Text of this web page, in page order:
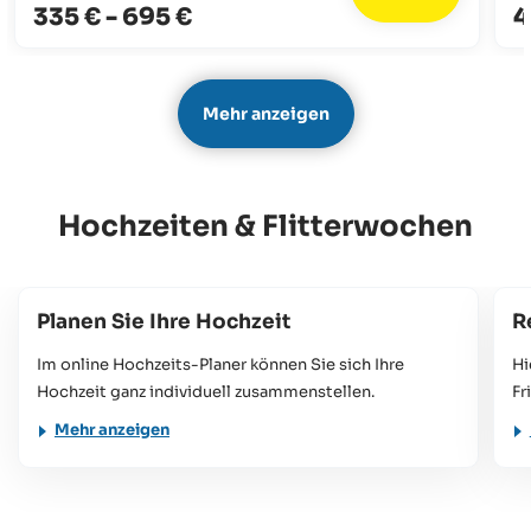
335 €- 695 €
Mehr anzeigen
Hochzeiten & Flitterwochen
Planen Sie Ihre Hochzeit
Im online Hochzeits-Planer können Sie sich Ihre
Hochzeit ganz individuell zusammenstellen.
Mehr anzeigen